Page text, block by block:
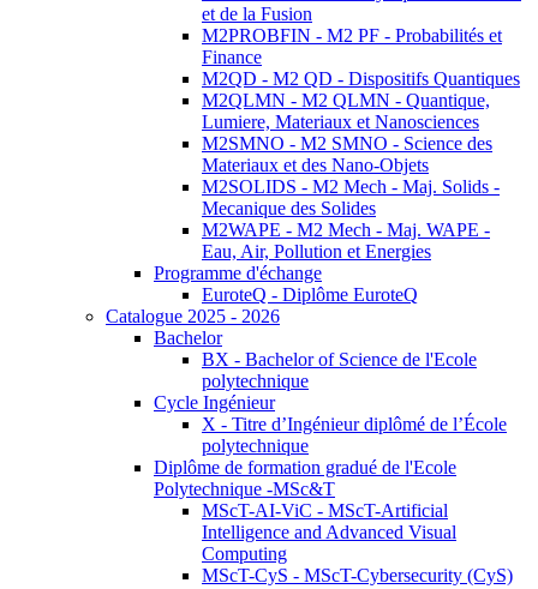
et de la Fusion
M2PROBFIN - M2 PF - Probabilités et
Finance
M2QD - M2 QD - Dispositifs Quantiques
M2QLMN - M2 QLMN - Quantique,
Lumiere, Materiaux et Nanosciences
M2SMNO - M2 SMNO - Science des
Materiaux et des Nano-Objets
M2SOLIDS - M2 Mech - Maj. Solids -
Mecanique des Solides
M2WAPE - M2 Mech - Maj. WAPE -
Eau, Air, Pollution et Energies
Programme d'échange
EuroteQ - Diplôme EuroteQ
Catalogue 2025 - 2026
Bachelor
BX - Bachelor of Science de l'Ecole
polytechnique
Cycle Ingénieur
X - Titre d’Ingénieur diplômé de l’École
polytechnique
Diplôme de formation gradué de l'Ecole
Polytechnique -MSc&T
MScT-AI-ViC - MScT-Artificial
Intelligence and Advanced Visual
Computing
MScT-CyS - MScT-Cybersecurity (CyS)